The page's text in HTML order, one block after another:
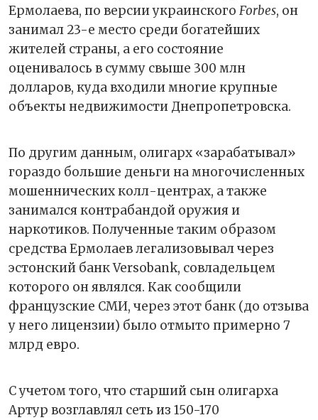
Ермолаева, по версии украинского Forbes, он
занимал 23-е место среди богатейших
жителей страны, а его состояние
оценивалось в сумму свыше 300 млн
долларов, куда входили многие крупные
объекты недвижимости Днепропетровска.
По другим данным, олигарх «зарабатывал»
гораздо большие деньги на многочисленных
мошеннических колл-центрах, а также
занимался контрабандой оружия и
наркотиков. Полученные таким образом
средства Ермолаев легализовывал через
эстонский банк Versobank, совладельцем
которого он являлся. Как сообщили
французские СМИ, через этот банк (до отзыва
у него лицензии) было отмыто примерно 7
млрд евро.
С учетом того, что старший сын олигарха
Артур возглавлял сеть из 150-170